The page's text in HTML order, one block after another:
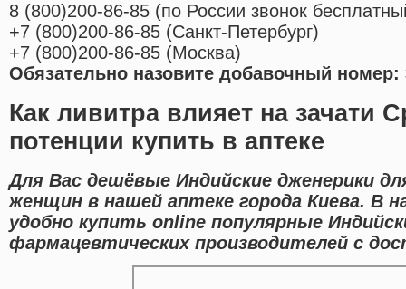
8 (800)200-86-85 (по России звонок
+7 (800)200-86-85 (Санкт-Петербург)
+7 (800)200-86-85 (Москва)
Обязательно назовите добавочный номер:
Как ливитра влияет на зачати
потенции купить в аптеке
Для Вас дешёвые Индийские дженерики
женщин в нашей аптеке города Киева. В
удобно купить online популярные
фармацевтических производителей с